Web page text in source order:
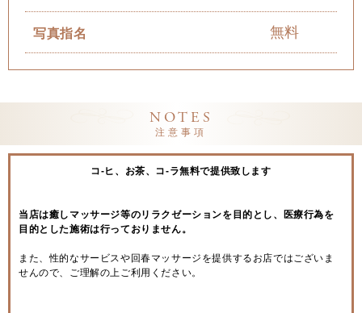
写真指名 無料
NOTES
注意事項
コ-ヒ、お茶、コ-ラ無料で提供致します
当店は癒しマッサージ等のリラクゼーションを目的とし、医療行為を
目的とした施術は行っておりません。
また、性的なサービスや回春マッサージを提供するお店ではございま
せんので、ご理解の上ご利用ください。